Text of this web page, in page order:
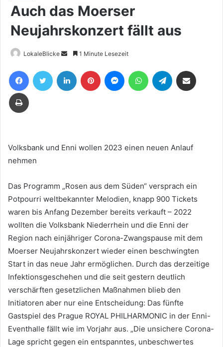
Auch das Moerser
Neujahrskonzert fällt aus
LokaleBlicke
Sende
eine
E-
1 Minute Lesezeit
FacebookTwitter LinkedIn Pinterest MessengerWhatsAppTelegram
Drucken
Volksbank und Enni wollen 2023 einen neuen Anlauf
nehmen
Das Programm „Rosen aus dem Süden“ versprach ein
Potpourri weltbekannter Melodien, knapp 900 Tickets
waren bis Anfang Dezember bereits verkauft – 2022
wollten die Volksbank Niederrhein und die Enni der
Region nach einjähriger Corona-Zwangspause mit dem
Moerser Neujahrskonzert wieder einen beschwingten
Start in das neue Jahr ermöglichen. Durch das derzeitige
Infektionsgeschehen und die seit gestern deutlich
verschärften gesetzlichen Maßnahmen blieb den
Initiatoren aber nur eine Entscheidung: Das fünfte
Gastspiel des Prague ROYAL PHILHARMONIC in der Enni-
Eventhalle fällt wie im Vorjahr aus. „Die unsichere Corona-
Lage spricht gegen ein entspanntes, unbeschwertes